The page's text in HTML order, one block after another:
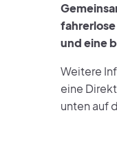
und eine
Weitere
eine
unten auf